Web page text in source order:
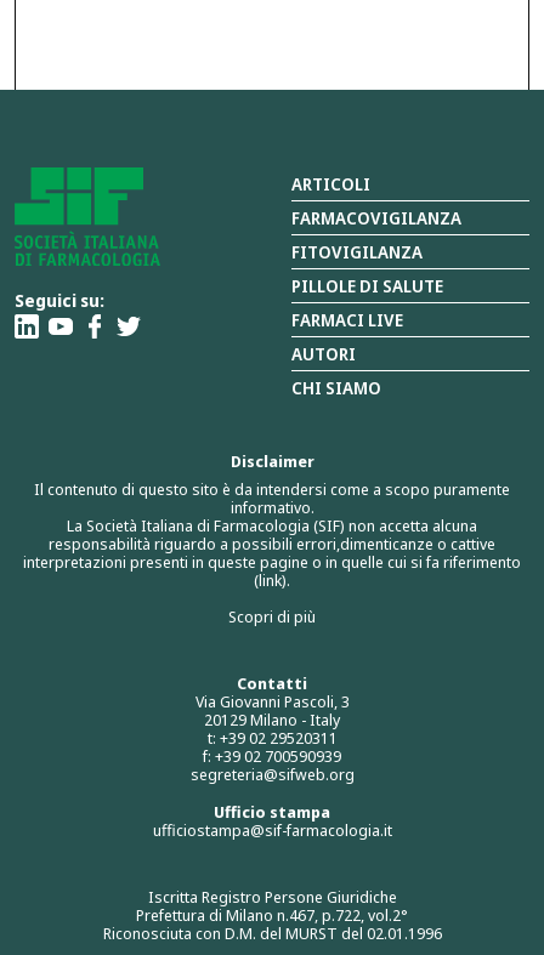
Seguici su:
Contatti
Via Giovanni Pascoli, 3
20129 Milano - Italy
t: +39 02 29520311
f: +39 02 700590939
segreteria@sifweb.org
Ufficio stampa
ufficiostampa@sif-farmacologia.it
Iscritta Registro Persone Giuridiche
Prefettura di Milano n.467, p.722, vol.2°
Riconosciuta con D.M. del MURST del 02.01.1996
Disclaimer
Il contenuto di questo sito è da intendersi come a scopo puramente
informativo.
La Società Italiana di Farmacologia (SIF) non accetta alcuna
responsabilità riguardo a possibili errori,dimenticanze o cattive
interpretazioni presenti in queste pagine o in quelle cui si fa riferimento
(link).
Scopri di più
ARTICOLI
FARMACOVIGILANZA
FITOVIGILANZA
PILLOLE DI SALUTE
FARMACI LIVE
AUTORI
CHI SIAMO